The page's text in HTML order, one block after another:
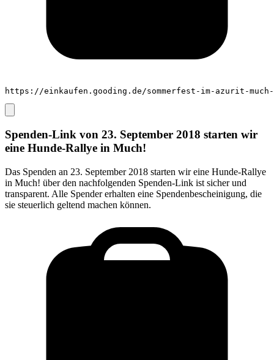
https://einkaufen.gooding.de/sommerfest-im-azurit-much-
Spenden-Link von 23. September 2018 starten wir
eine Hunde-Rallye in Much!
Das Spenden an 23. September 2018 starten wir eine Hunde-Rallye
in Much! über den nachfolgenden Spenden-Link ist sicher und
transparent. Alle Spender erhalten eine Spendenbescheinigung, die
sie steuerlich geltend machen können.